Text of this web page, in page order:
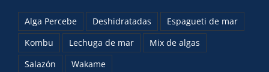
Alga Percebe Deshidratadas
Espagueti de mar
Kombu
Lechuga de mar
Mix de algas
Salazón
Wakame